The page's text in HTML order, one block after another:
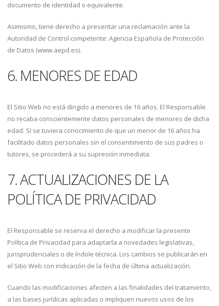
documento de identidad o equivalente.
Asimismo, tiene derecho a presentar una reclamación ante la
Autoridad de Control competente: Agencia Española de Protección
de Datos (www.aepd.es).
6. MENORES DE EDAD
El Sitio Web no está dirigido a menores de 16 años. El Responsable
no recaba conscientemente datos personales de menores de dicha
edad. Si se tuviera conocimiento de que un menor de 16 años ha
facilitado datos personales sin el consentimiento de sus padres o
tutores, se procederá a su supresión inmediata.
7. ACTUALIZACIONES DE LA
POLÍTICA DE PRIVACIDAD
El Responsable se reserva el derecho a modificar la presente
Política de Privacidad para adaptarla a novedades legislativas,
jurisprudenciales o de índole técnica. Los cambios se publicarán en
el Sitio Web con indicación de la fecha de última actualización.
Cuando las modificaciones afecten a las finalidades del tratamiento,
a las bases jurídicas aplicadas o impliquen nuevos usos de los